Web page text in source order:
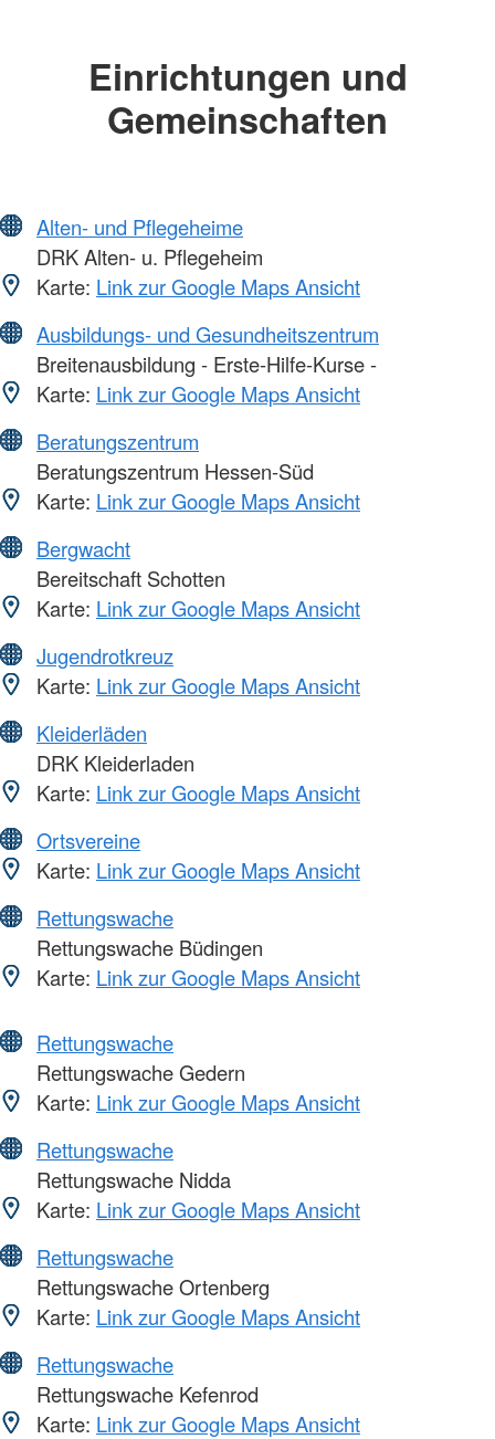
Einrichtungen und
Gemeinschaften
Alten- und Pflegeheime
DRK Alten- u. Pflegeheim
Karte: Link zur Google Maps Ansicht
Ausbildungs- und Gesundheitszentrum
Breitenausbildung - Erste-Hilfe-Kurse -
Karte: Link zur Google Maps Ansicht
Beratungszentrum
Beratungszentrum Hessen-Süd
Karte: Link zur Google Maps Ansicht
Bergwacht
Bereitschaft Schotten
Karte: Link zur Google Maps Ansicht
Jugendrotkreuz
Karte: Link zur Google Maps Ansicht
Kleiderläden
DRK Kleiderladen
Karte: Link zur Google Maps Ansicht
Ortsvereine
Karte: Link zur Google Maps Ansicht
Rettungswache
Rettungswache Büdingen
Karte: Link zur Google Maps Ansicht
Rettungswache
Rettungswache Gedern
Karte: Link zur Google Maps Ansicht
Rettungswache
Rettungswache Nidda
Karte: Link zur Google Maps Ansicht
Rettungswache
Rettungswache Ortenberg
Karte: Link zur Google Maps Ansicht
Rettungswache
Rettungswache Kefenrod
Karte: Link zur Google Maps Ansicht